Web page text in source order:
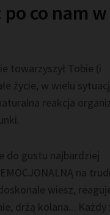
co nam w
towarzyszył Tobie (i
życie, w wielu
reakcja
do gustu najbardziej
na
wiesz,
drżą kolana... Każdy